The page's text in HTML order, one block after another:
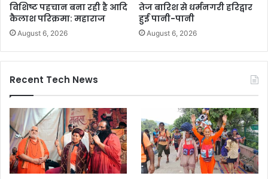
विशिष्ट पहचान बना रही है आदि
कैलाश परिक्रमा: महाराज
August 6, 2026
तेज बारिश से धर्मनगरी हरिद्वार
हुई पानी-पानी
August 6, 2026
Recent Tech News